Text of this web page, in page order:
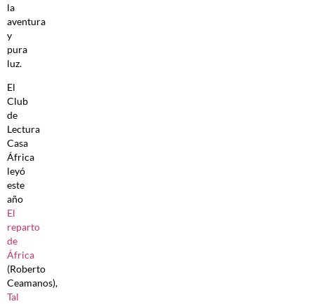
la
aventura
y
pura
luz.
El
Club
de
Lectura
Casa
África
leyó
este
año
El
reparto
de
África
(Roberto
Ceamanos),
Tal